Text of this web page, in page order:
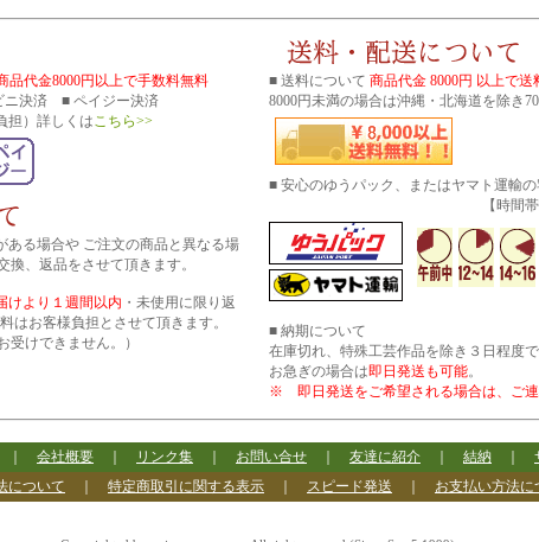
品代金8000円以上で手数料無料
ニ決済 ■ ペイジー決済
担）詳しくはこちら>>
ある場合や ご注文の商品と異なる場
換、返品をさせて頂きます。
けより１週間以内 ・未使用に限り返
はお客様負担とさせて頂きます。
受けできません。）
■ 送料について 商品代金 8000円 以上で送
8000円未満の場合は沖縄・北海道を除き
■ 安心のゆうパック、またはヤマト運輸の
【時間帯指定
■ 納期について
在庫切れ、特殊工芸作品を除き３日程度で
お急ぎの場合は即日発送も可能。
※ 即日発送をご希望される場合は、ご連
会社概要 リンク集 お問い合せ 友達に紹介 結納
について 特定商取引に関する表示 スピード発送 お支払い方法に